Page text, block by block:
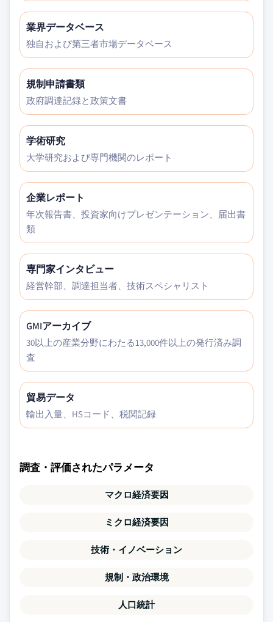
業界データベース
独自および第三者市場データベース
規制申請書類
政府調達記録と政策文書
学術研究
大学研究および専門機関のレポート
企業レポート
年次報告書、投資家向けプレゼンテーション、届出書
類
専門家インタビュー
経営幹部、調達担当者、技術スペシャリスト
GMIアーカイブ
30以上の産業分野にわたる13,000件以上の発行済み調
査
貿易データ
輸出入量、HSコード、税関記録
調査・評価されたパラメータ
マクロ経済要因
ミクロ経済要因
技術・イノベーション
規制・政治環境
人口統計